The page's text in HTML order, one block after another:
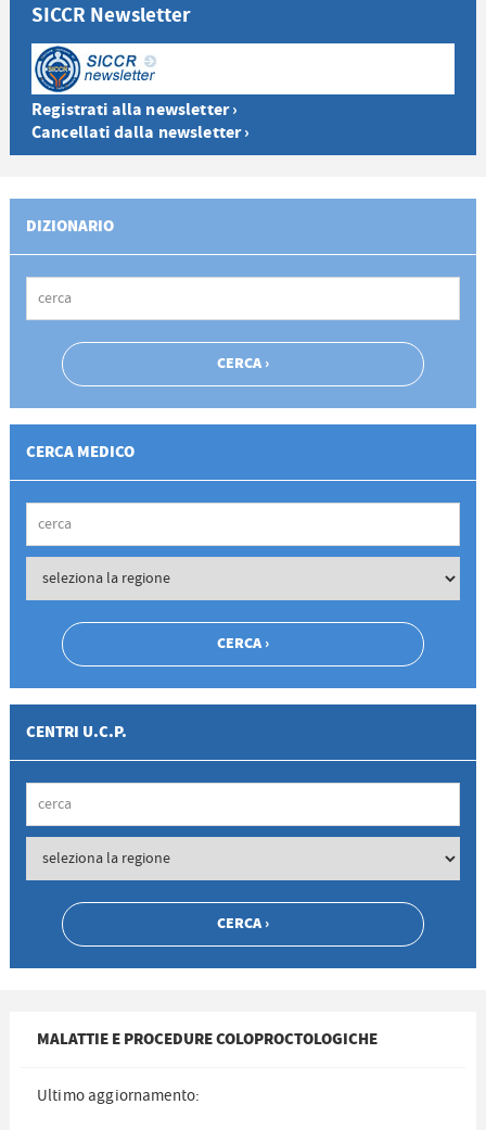
SICCR Newsletter
Registrati alla newsletter ›
Cancellati dalla newsletter ›
DIZIONARIO
CERCA MEDICO
CENTRI U.C.P.
MALATTIE E PROCEDURE COLOPROCTOLOGICHE
Ultimo aggiornamento: